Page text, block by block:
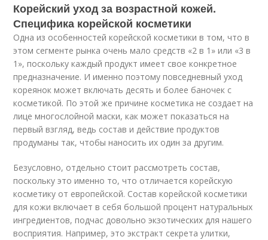
Корейский уход за возрастной кожей.
Специфика корейской косметики
Одна из особенностей корейской косметики в том, что в
этом сегменте рынка очень мало средств «2 в 1» или «3 в
1», поскольку каждый продукт имеет свое конкретное
предназначение. И именно поэтому повседневный уход
кореянок может включать десять и более баночек с
косметикой. По этой же причине косметика не создает на
лице многослойной маски, как может показаться на
первый взгляд, ведь состав и действие продуктов
продуманы так, чтобы наносить их один за другим.
Безусловно, отдельно стоит рассмотреть состав,
поскольку это именно то, что отличается корейскую
косметику от европейской. Состав корейской косметики
для кожи включает в себя большой процент натуральных
ингредиентов, подчас довольно экзотических для нашего
восприятия. Например, это экстракт секрета улитки,